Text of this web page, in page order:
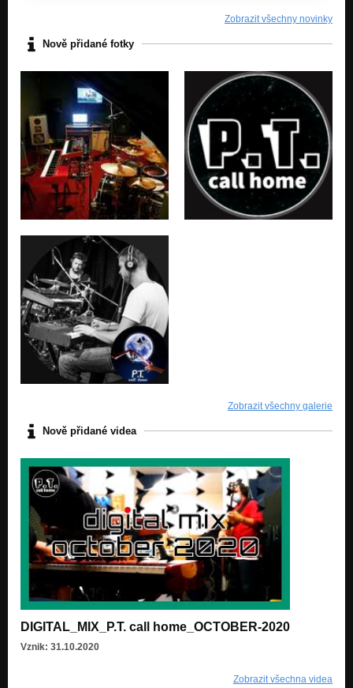
Zobrazit všechny novinky
Nově přidané fotky
Zobrazit všechny galerie
Nově přidané videa
DIGITAL_MIX_P.T. call home_OCTOBER-2020
Vznik: 31.10.2020
Zobrazit všechna videa